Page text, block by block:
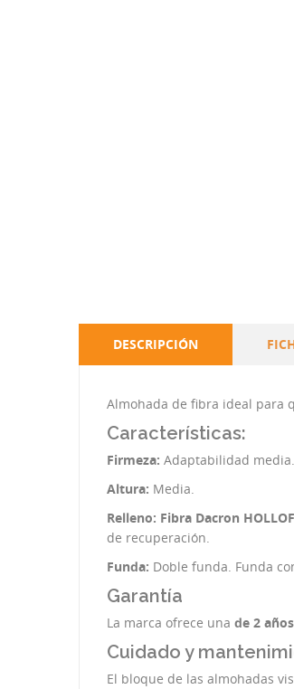
DESCRIPCIÓN
Almohada de fibra ideal para
Características:
Firmeza: Adaptabilidad media.
Altura: Media.
Relleno: Fibra Dacron
de recuperación.
Funda: Doble funda. Funda
Garantía
La marca ofrece una de 2 años
Cuidado y
El bloque de las almohadas